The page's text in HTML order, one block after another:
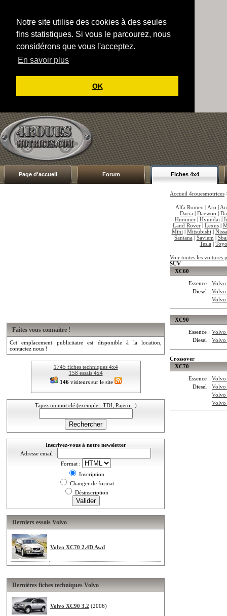
Notre site utilise des cookies à des seules
fins statistiques. Si vous le parcourez, nous
considérons que vous l'acceptez.
En savoir plus
OK
Page d'accueil Forum Fiches 4x4
Faites vous connaitre !
Cet emplacement publicitaire est disponible à la location,
contactez nous !
1745 fiches techniques 4x4
158 essais 4x4
146visiteurs sur le site
Tapez un mot clé (exemple : TDI, Pajero...)
Inscrivez-vous à notre newsletter
Adresse email :
Format :
Inscription
Changer de format
Désinscription
Derniers essais Volvo
Volvo XC70 2.4D Awd
Dernières fiches techniques Volvo
Volvo XC90 3.2 (2006)
Accueil 4rouesmotrices
Alfa Romeo | Aro |
Dacia | Daewoo |
Hummer| Hyundai |
Land Rover| Lexus|
Mini | Mitsubishi |
Santana | Saviem |
Tesla |
Voir toutes les voitures
SUV
XC60
Essence :
Diesel :
XC90
Essence :
Diesel :
Crossover
XC70
Essence :
Diesel : Volvo
Volvo